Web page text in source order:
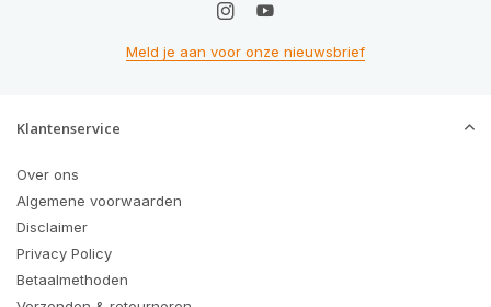
Meld je aan voor onze nieuwsbrief
Klantenservice
Over ons
Algemene voorwaarden
Disclaimer
Privacy Policy
Betaalmethoden